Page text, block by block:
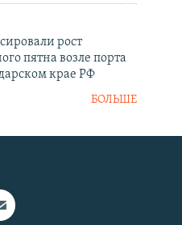
рост
пятна возле порта
крае РФ
БОЛЬШЕ